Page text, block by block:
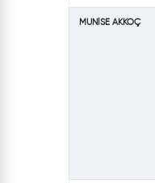
MUNİSE AKKOÇ